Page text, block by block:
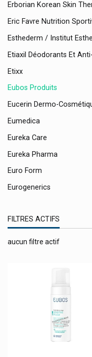
Erborian Korean Skin
Eric Favre Nutrition
Esthederm / Institut
Etiaxil Déodorants Et
Etixx
Eubos Produits
Eucerin Dermo-
Eumedica
Eureka Care
Eureka Pharma
Euro Form
Eurogenerics
Ex Aequa Foot Care
Excilor Mycose Pieds Et
Farmamed Baume À
FILTRES ACTIFS
aucun filtre actif